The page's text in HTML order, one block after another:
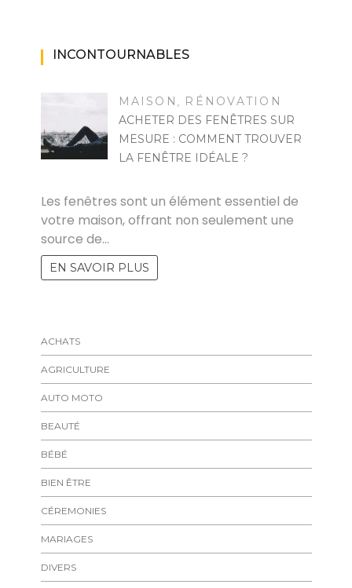
INCONTOURNABLES
MAISON , RÉNOVATION
ACHETER DES FENÊTRES SUR
MESURE : COMMENT TROUVER
LA FENÊTRE IDÉALE ?
Les fenêtres sont un élément essentiel de
votre maison, offrant non seulement une
source de…
EN SAVOIR PLUS
ACHATS
AGRICULTURE
AUTO MOTO
BEAUTÉ
BÉBÉ
BIEN ÊTRE
CÉREMONIES
MARIAGES
DIVERS